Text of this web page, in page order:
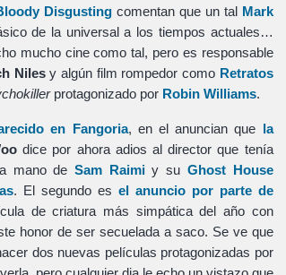
Disgustingcomentan que un tal Mark
de la universal a los tiempos actuales…
mucho cine como tal, pero es responsable
Nilesy algún film rompedor como Retratos
protagonizado por Robin Williams.
en Fangoria, en el anuncian que la
dice por ahora adios al director que tenía
mano deSam Raimiy su Ghost House
. El segundo es el anuncio por parte de
de criatura más simpática del año con
honor de ser secuelada a saco. Se ve que
dos nuevas películas protagonizadas por